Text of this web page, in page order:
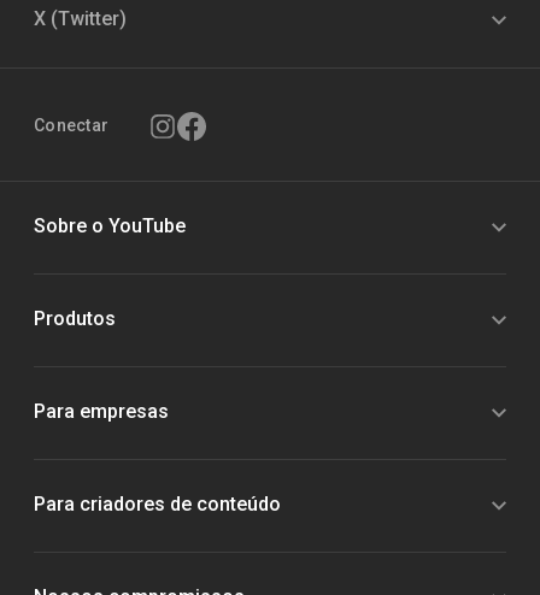
X (Twitter)
Conectar
Sobre o YouTube
Produtos
Para empresas
Para criadores de conteúdo